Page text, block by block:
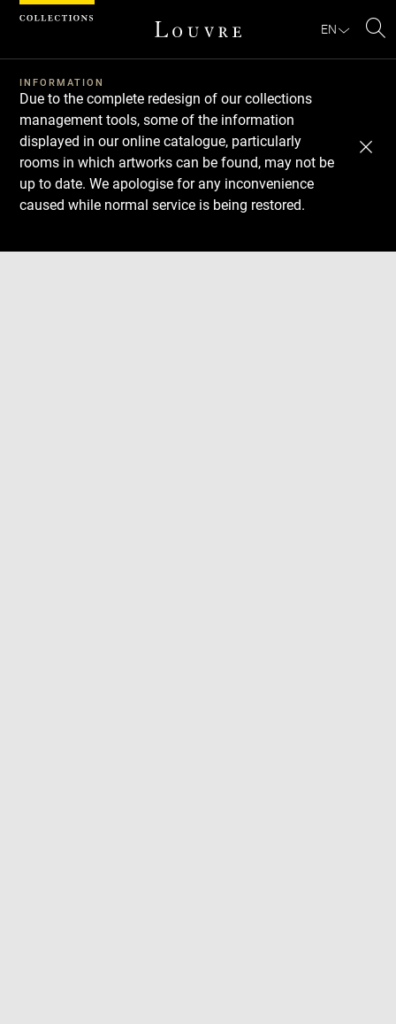
EN
INFORMATION
Due to the complete redesign of our collections
management tools, some of the information
displayed in our online catalogue, particularly
rooms in which artworks can be found, may not be
up to date. We apologise for any inconvenience
caused while normal service is being restored.
Download
Next
Previous
Cookies management panel